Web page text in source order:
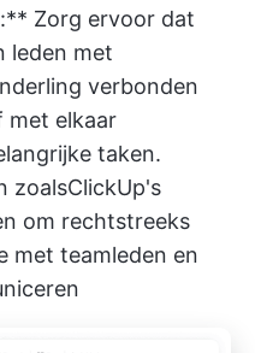
Zorg ervoor dat
leden met
verbonden
met elkaar
taken.
zoalsClickUp's
om rechtstreeks
met teamleden en